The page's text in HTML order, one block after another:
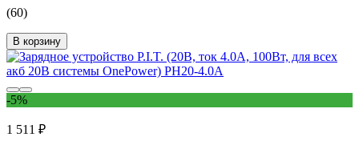
(60)
В корзину
-5%
1 511 ₽